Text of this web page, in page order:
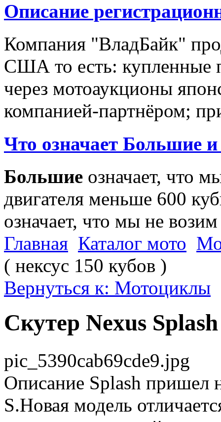
Описание
Компания "ВладБайк"
США то есть: купленные
через мотоаукционы
компанией-партнёром;
Что означает Большие
Большие означает, что
двигателя меньше 600
означает, что мы не
Главная Каталог мото
( нексус 150 кубов )
Вернуться к: Мотоциклы
Скутер Nexus
pic_5390cab69cde9.jpg
Описание Splash пришел
S.Новая модель